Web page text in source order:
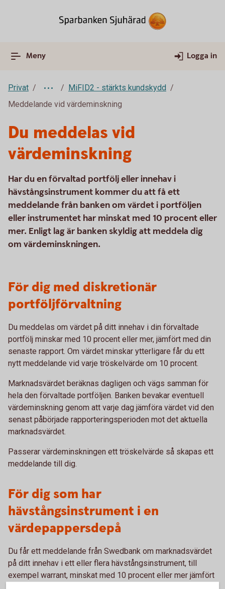
Meny Logga in
Privat
MiFID2 - stärkts kundskydd
Meddelande vid värdeminskning
Du meddelas vid
värdeminskning
Har du en förvaltad portfölj eller innehav i
hävstångsinstrument kommer du att få ett
meddelande från banken om värdet i portföljen
eller instrumentet har minskat med 10 procent eller
mer. Enligt lag är banken skyldig att meddela dig
om värdeminskningen.
För dig med diskretionär
portföljförvaltning
Du meddelas om värdet på ditt innehav i din förvaltade
portfölj minskar med 10 procent eller mer, jämfört med din
senaste rapport. Om värdet minskar ytterligare får du ett
nytt meddelande vid varje tröskelvärde om 10 procent.
Marknadsvärdet beräknas dagligen och vägs samman för
hela den förvaltade portföljen. Banken bevakar eventuell
värdeminskning genom att varje dag jämföra värdet vid den
senast påbörjade rapporteringsperioden mot det aktuella
marknadsvärdet.
Passerar värdeminskningen ett tröskelvärde så skapas ett
meddelande till dig.
För dig som har
hävstångsinstrument i en
värdepappersdepå
Du får ett meddelande från Swedbank om marknadsvärdet
på ditt innehav i ett eller flera hävstångsinstrument, till
exempel warrant, minskat med 10 procent eller mer jämfört